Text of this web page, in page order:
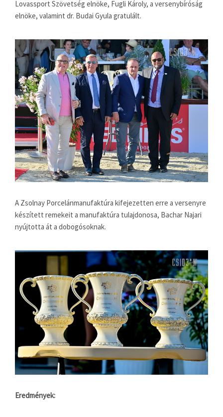
Lovassport Szövetség elnöke, Fugli Károly, a versenybíróság
elnöke, valamint dr. Budai Gyula gratulált.
A Zsolnay Porcelánmanufaktúra kifejezetten erre a versenyre
készített remekeit a manufaktúra tulajdonosa, Bachar Najari
nyújtotta át a dobogósoknak.
Eredmények: